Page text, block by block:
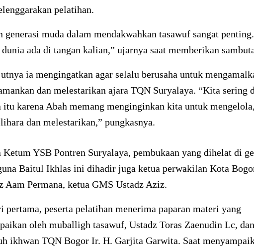
pelatihan.
generasi muda dalam mendakwahkan tasawuf sangat
dunia ada di tangan kalian,” ujarnya saat memberikan
ia mengingatkan agar selalu berusaha untuk
dan melestarikan ajara TQN Suryalaya. “Kita sering
karena Abah memang menginginkan kita untuk mengelola,
dan melestarikan,” pungkasnya.
Ketum YSB Pontren Suryalaya, pembukaan yang dihelat di
Baitul Ikhlas ini dihadir juga ketua perwakilan Kota
Aam Permana, ketua GMS Ustadz Aziz.
pertama, peserta pelatihan menerima paparan materi yang
oleh muballigh tasawuf, Ustadz Toras Zaenudin Lc, dan
ikhwan TQN Bogor Ir. H. Garjita Garwita. Saat